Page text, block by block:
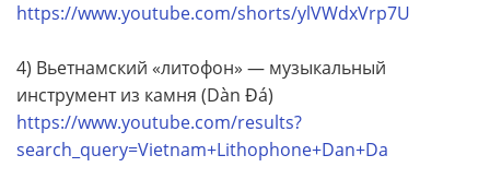
https://www.youtube.com/shorts/ylVWdxVrp7U
4) Вьетнамский «литофон» — музыкальный
инструмент из камня (Dàn Đá)
https://www.youtube.com/results?
search_query=Vietnam+Lithophone+Dan+Da